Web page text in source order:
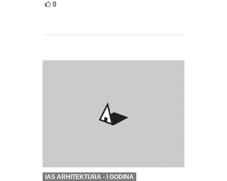
0
IAS ARHITEKTURA - I GODINA